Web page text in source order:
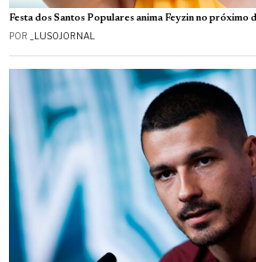
Festa dos Santos Populares anima Feyzin no próximo
POR _LUSOJORNAL